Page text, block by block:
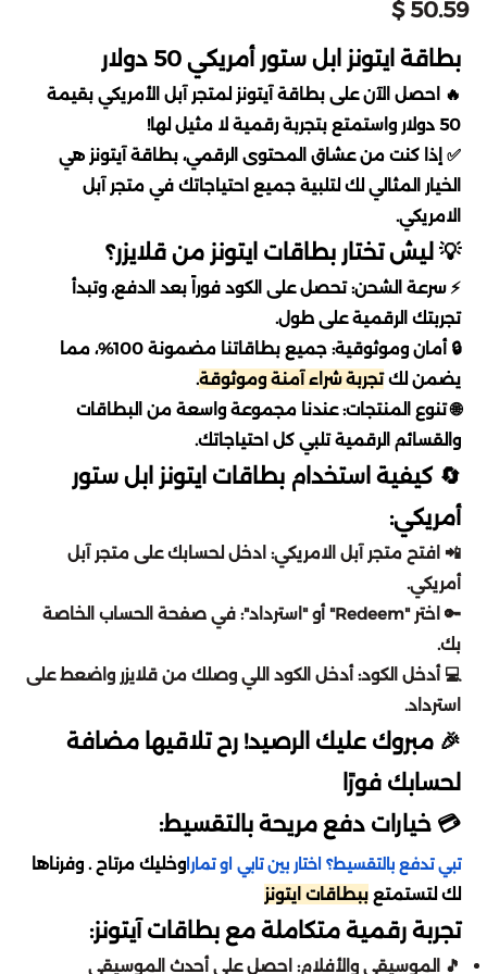
تقسيط يلا لودو
تقسيط قنشن
تقسيط هونكاي
تقسيط وايت اوت سرفايفل
تقسيط where winds meet
تقسيط جواكر
تقسيط ويذرنق ويفز
تقسيط ونس هيومن
تقسيط لوف أند سبيس
تقسيط كريستال أوف أتلان
تقسيط موبايل ليجيند
تقسيط دلتا فورس
تقسيط كود موبايل
تقسيط أيقي بارتي
تقسيط بينشيق
اوفرواتش 2 Overwatch
بليزارد Blizzard
EA play
كملنا
فري فاير
where winds meet
لوف اند ديب سبيس
ايدنتي في
دلتا فورس
أيقي بارتي
لايف أفتر
بنيشيق
ستمبل قايز
واتشر أوف ريلمز
بلاك كلوفر
العثيم
ستار باكس
مايسترو
شكرا
النهدي
ماكس max
سنتر بوينت
عبد الصمد القرشي
سكيتشرز
مكياجي
سبلاش
لايف ستايل
محمصة الرياض
رد تاغ
هوم بوكس
الحداد
فيرجن
السيف غاليري
قصر الأواني
سعد الدين
باتشي
انوش
اني و داني
هاف مليون
بوستاني
المسافر
ساكو
فوكس
بيترومين
Airbnb
cleartrip
ساسكو
بدي ماسترز
المطار
50.59 $
بطاقة ايتونز ابل ستور أمريكي 50 دولار
🔥 احصل الآن على بطاقة آيتونز لمتجر آبل الأمريكي بقيمة
50 دولار واستمتع بتجربة رقمية لا مثيل لها!
✅ إذا كنت من عشاق المحتوى الرقمي، بطاقة آيتونز هي
الخيار المثالي لك لتلبية جميع احتياجاتك في متجر آبل
الامريكي.
💡 ليش تختار بطاقات ايتونز من قلايزر؟
⚡ سرعة الشحن: تحصل على الكود فوراً بعد الدفع، وتبدأ
تجربتك الرقمية على طول.
🔒 أمان وموثوقية: جميع بطاقاتنا مضمونة 100%، مما
يضمن لكتجربة شراء آمنة وموثوقة.
🌐 تنوع المنتجات: عندنا مجموعة واسعة من البطاقات
والقسائم الرقمية تلبي كل احتياجاتك.
🔄 كيفية استخدام بطاقات ايتونز ابل ستور
أمريكي:
📲 افتح متجر آبل الامريكي: ادخل لحسابك على متجر آبل
أمريكي.
🔑 اختر "Redeem" أو "استرداد": في صفحة الحساب الخاصة
بك.
💻 أدخل الكود: أدخل الكود اللي وصلك من قلايزر واضعط على
استرداد.
🎉 مبروك عليك الرصيد! رح تلاقيها مضافة
لحسابك فورًا
💳 خيارات دفع مريحة بالتقسيط:
تبي تدفع بالتقسيط؟ اختار بين تابي او تمارا وخليك مرتاح . وفرناها
لك لتستمتع ببطاقات ايتونز
تجربة رقمية متكاملة مع بطاقات آيتونز:
🎵 الموسيقى والأفلام: احصل على أحدث الموسيقى